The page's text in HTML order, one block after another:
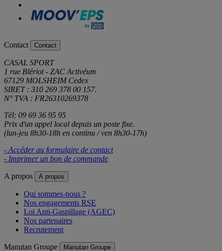
Contact Contact
CASAL SPORT
1 rue Blériot - ZAC Activéum
67129 MOLSHEIM Cedex
SIRET : 310 269 378 00 157.
N° TVA : FR26310269378
Tél: 09 69 36 95 95
Prix d'un appel local depuis un poste fixe.
(lun-jeu 8h30-18h en continu / ven 8h30-17h)
- Accéder au formulaire de contact
- Imprimer un bon de commande
A propos A propos
Qui sommes-nous ?
Nos engagements RSE
Loi Anti-Gaspillage (AGEC)
Nos partenaires
Recrutement
Manutan Groupe Manutan Groupe